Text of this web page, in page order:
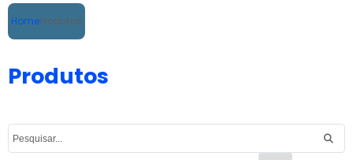
HomeProdutos
Produtos